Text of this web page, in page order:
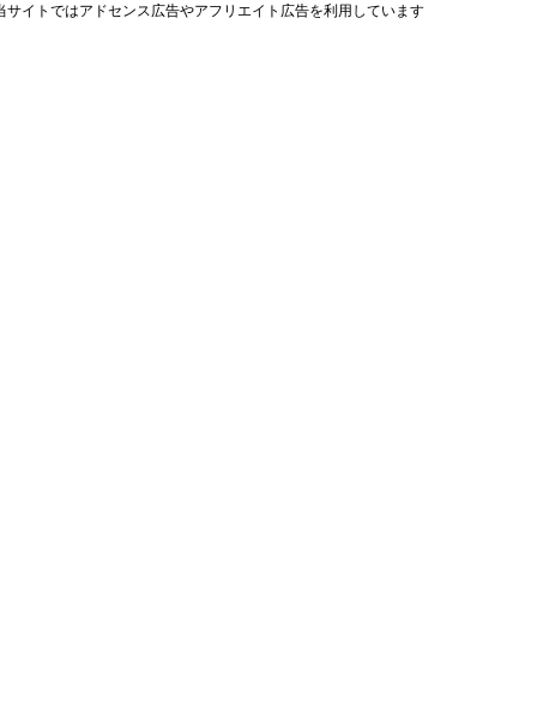
サイトではアドセンス広告やアフリエイト広告を利用しています